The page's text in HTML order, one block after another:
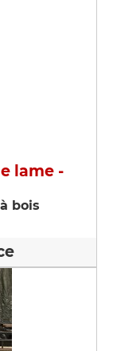
lame -
bois